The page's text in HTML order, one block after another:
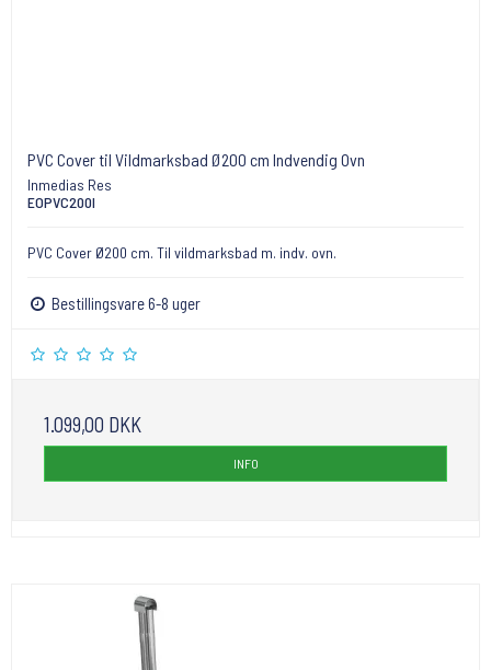
PVC Cover til Vildmarksbad Ø200 cm Indvendig Ovn
Inmedias Res
EOPVC200I
PVC Cover Ø200 cm. Til vildmarksbad m. indv. ovn.
Bestillingsvare 6-8 uger
1.099,00 DKK
INFO